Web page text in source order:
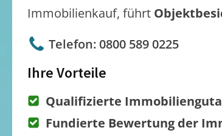
Immobilienkauf, führt
Telefon: 0800 589 0225
Ihre Vorteile
Qualifizierte
Fundierte Bewertung der